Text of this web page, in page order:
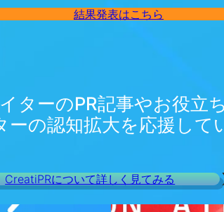
結果発表はこちら
ターのPR記事やお役立
ーの認知拡大を応援して
CreatiPRについて詳しく見てみる